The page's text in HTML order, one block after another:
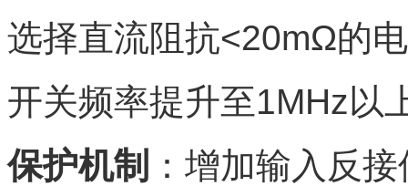
选择直流阻抗<20mΩ的
开关频率提升至1MHz以
保护机制
：增加输入反